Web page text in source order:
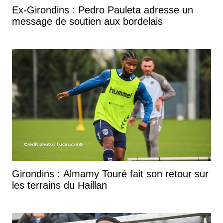
Ex-Girondins : Pedro Pauleta adresse un
message de soutien aux bordelais
Girondins : Almamy Touré fait son retour sur
les terrains du Haillan